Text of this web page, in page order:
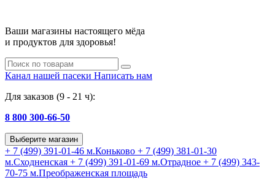
Ваши магазины настоящего мёда
и продуктов для здоровья!
Канал нашей пасеки Написать нам
Для заказов (9 - 21 ч):
8 800 300-66-50
Выберите магазин
+ 7 (499) 391-01-46 м.Коньково + 7 (499) 381-01-30
м.Сходненская + 7 (499) 391-01-69 м.Отрадное + 7 (499) 343-
70-75 м.Преображенская площадь